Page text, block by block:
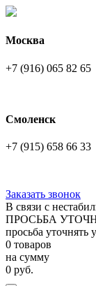
Москва
+7 (916) 065 82 65
Смоленск
+7 (915) 658 66 33
Заказать звонок
В связи с
ПРОСЬБА
просьба уточнять
0 товаров
на сумму
0 руб.